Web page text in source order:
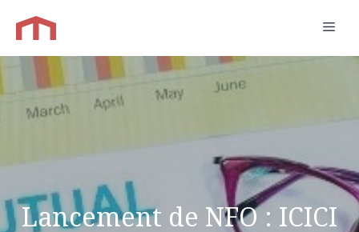
contenu
Lancement de NFO : ICICI